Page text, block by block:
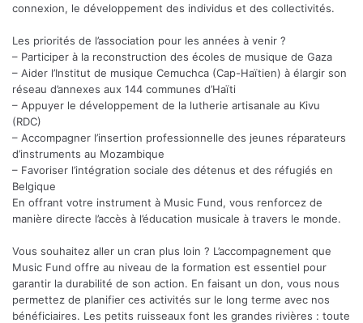
connexion, le développement des individus et des collectivités.
Les priorités de l’association pour les années à venir ?
– Participer à la reconstruction des écoles de musique de Gaza
– Aider l’Institut de musique Cemuchca (Cap-Haïtien) à élargir son
réseau d’annexes aux 144 communes d’Haïti
– Appuyer le développement de la lutherie artisanale au Kivu
(RDC)
– Accompagner l’insertion professionnelle des jeunes réparateurs
d’instruments au Mozambique
– Favoriser l’intégration sociale des détenus et des réfugiés en
Belgique
En offrant votre instrument à Music Fund, vous renforcez de
manière directe l’accès à l’éducation musicale à travers le monde.
Vous souhaitez aller un cran plus loin ? L’accompagnement que
Music Fund offre au niveau de la formation est essentiel pour
garantir la durabilité de son action. En faisant un don, vous nous
permettez de planifier ces activités sur le long terme avec nos
bénéficiaires. Les petits ruisseaux font les grandes rivières : toute